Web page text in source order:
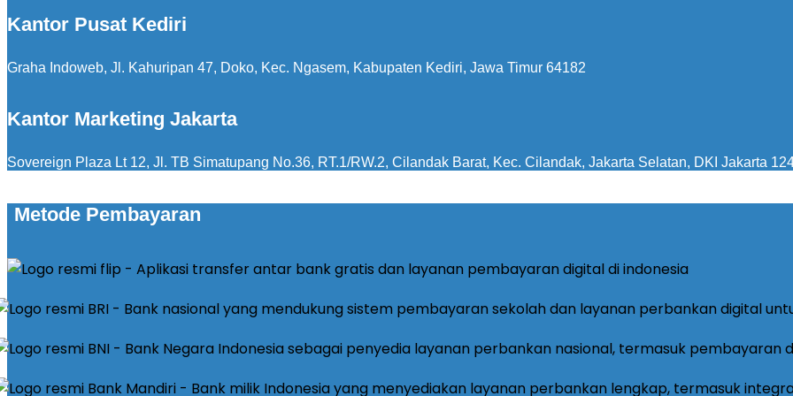
Kantor Pusat Kediri
Graha Indoweb, Jl. Kahuripan 47, Doko, Kec. Ngasem, Kabupaten Kediri, Jawa Timur 64182
Kantor Marketing Jakarta
Sovereign Plaza Lt 12, Jl. TB Simatupang No.36, RT.1/RW.2, Cilandak Barat, Kec. Cilandak, Jakarta Selatan, DKI Jakarta
Metode Pembayaran